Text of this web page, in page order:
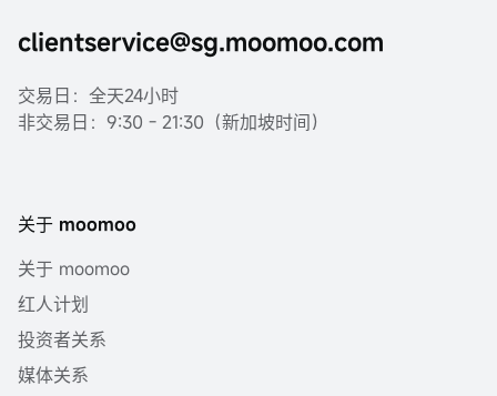
clientservice@sg.moomoo.com
交易日：全天24小时
非交易日：9:30 - 21:30（新加坡时间）
关于 moomoo
关于 moomoo
红人计划
投资者关系
媒体关系